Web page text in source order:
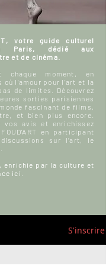
votre guide culturel
à Paris, dédié aux
et de cinéma.
chaque moment, en
où l'amour pour l'art et la
de limites. Découvrez
sorties parisiennes
fascinant de films,
et bien plus encore.
vos avis et enrichissez
en participant
sur l’art, le
enrichie par la culture et
ici.
S'inscrire